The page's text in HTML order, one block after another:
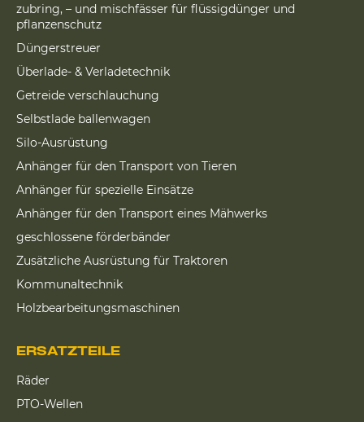
zubring, – und mischfässer für flüssigdünger und
pflanzenschutz
Düngerstreuer
Überlade- & Verladetechnik
Getreide verschlauchung
Selbstlade ballenwagen
Silo-Ausrüstung
Anhänger für den Transport von Tieren
Anhänger für spezielle Einsätze
Anhänger für den Transport eines Mähwerks
geschlossene förderbänder
Zusätzliche Ausrüstung für Traktoren
Kommunaltechnik
Holzbearbeitungsmaschinen
ERSATZTEILE
Räder
PTO-Wellen